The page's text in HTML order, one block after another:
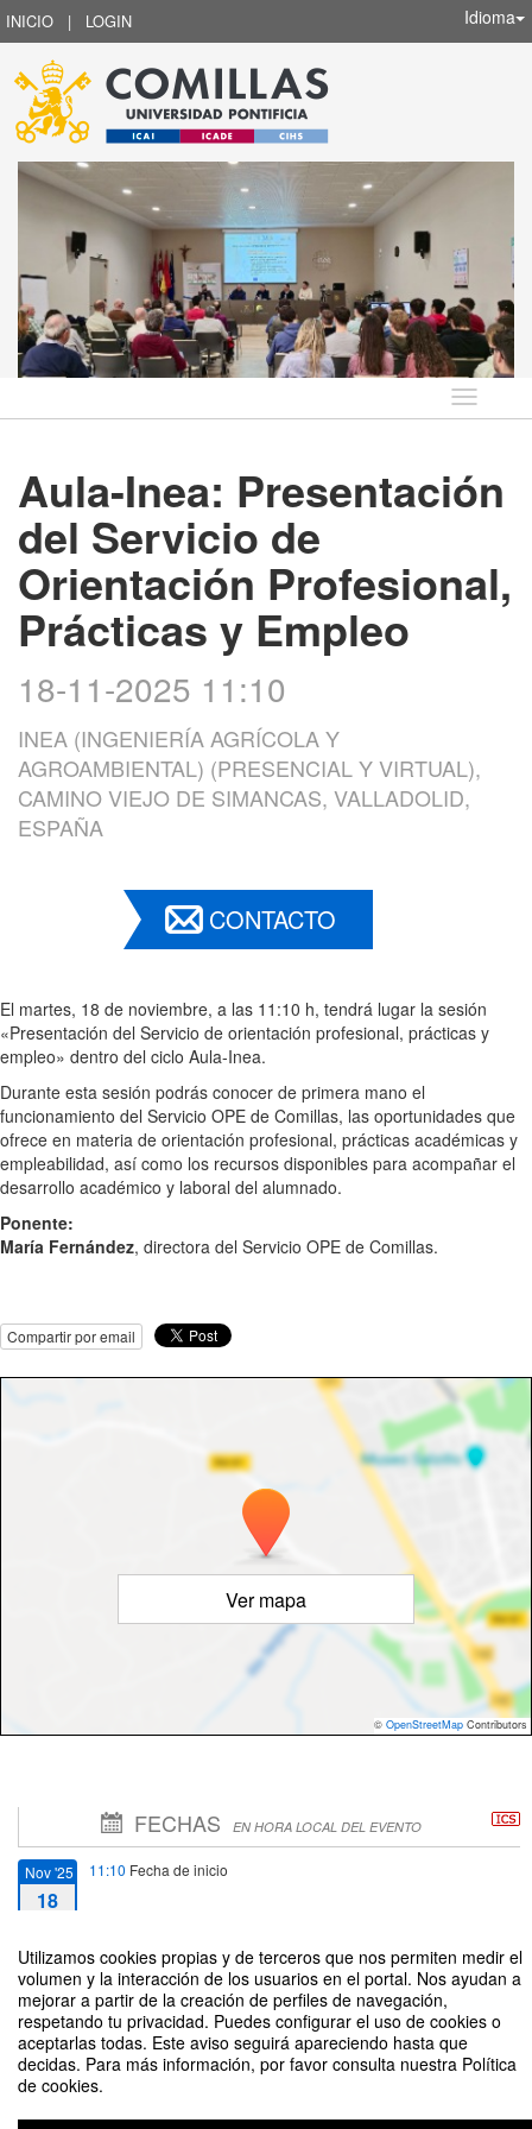
Utilizamos cookies propias y de terceros que nos permiten medir el
volumen y la interacción de los usuarios en el portal. Nos ayudan a
mejorar a partir de la creación de perfiles de navegación,
respetando tu privacidad. Puedes configurar el uso de cookies o
aceptarlas todas. Este aviso seguirá apareciendo hasta que
decidas. Para más información, por favor consulta nuestra Política
de cookies.
INICIO | LOGIN Idioma
Idioma
Aula-Inea: Presentación
del Servicio de
Orientación Profesional,
Prácticas y Empleo
18-11-2025 11:10
INEA (INGENIERÍA AGRÍCOLA Y
AGROAMBIENTAL) (PRESENCIAL Y VIRTUAL),
CAMINO VIEJO DE SIMANCAS, VALLADOLID,
ESPAÑA
CONTACTO
El martes, 18 de noviembre, a las 11:10 h, tendrá lugar la sesión
«Presentación del Servicio de orientación profesional, prácticas y
empleo» dentro del ciclo Aula-Inea.
Durante esta sesión podrás conocer de primera mano el
funcionamiento del Servicio OPE de Comillas, las oportunidades que
ofrece en materia de orientación profesional, prácticas académicas y
empleabilidad, así como los recursos disponibles para acompañar el
desarrollo académico y laboral del alumnado.
Ponente:
María Fernández, directora del Servicio OPE de Comillas.
Compartir por email
Ver mapa
© OpenStreetMap Contributors
FECHAS EN HORA LOCAL DEL EVENTO
Nov '25
18
11:10 Fecha de inicio
Nov '25
18
12:00Fecha de fin
Aula-Inea: Presentación del Servicio de Orientación Profesional, Prácticas y